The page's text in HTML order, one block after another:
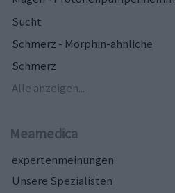
Sucht
Schmerz - Morphin-ähnliche
Schmerz
Alle anzeigen...
Meamedica
expertenmeinungen
Unsere Spezialisten